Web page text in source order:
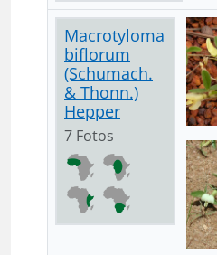
Macrotyloma
biflorum
(Schumach.
& Thonn.)
Hepper
7 Fotos